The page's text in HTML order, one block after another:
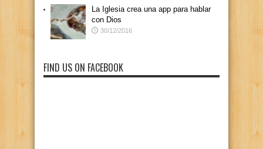
La Iglesia crea una app para hablar
con Dios
30/12/2016
FIND US ON FACEBOOK